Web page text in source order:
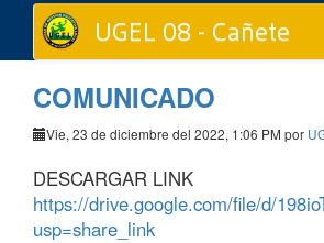
UGEL 08 - Cañete
COMUNICADO
Vie, 23 de diciembre del 2022, 1:06 PM por
DESCARGAR LINK
https://drive.google.com/file/d/
usp=share_link